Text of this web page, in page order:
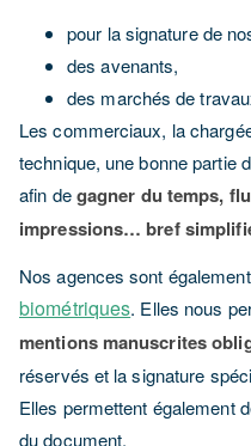
pour la signature de
des avenants,
des marchés de
Les commerciaux, la
technique, une bonne partie
afin degagner du temps,
impressions… bref
Nos agences sont
biométriques. Elles nous
mentions manuscrites
réservés et la signature
Elles permettent également
du document.